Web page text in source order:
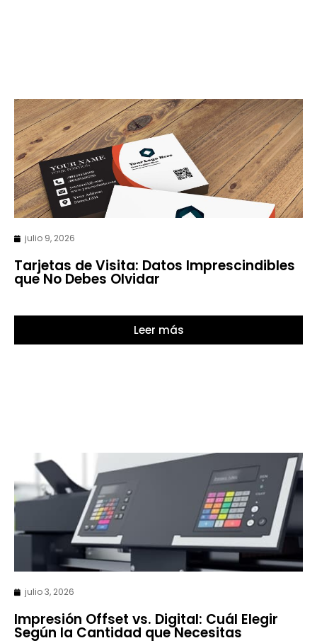
julio 9, 2026
Tarjetas de Visita: Datos Imprescindibles
que No Debes Olvidar
Leer más
julio 3, 2026
Impresión Offset vs. Digital: Cuál Elegir
Según la Cantidad que Necesitas